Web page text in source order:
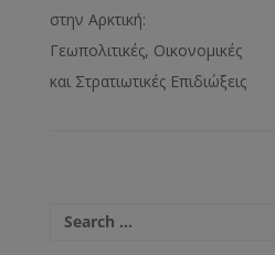
στην Αρκτική:
Γεωπολιτικές, Οικονομικές
και Στρατιωτικές Επιδιώξεις